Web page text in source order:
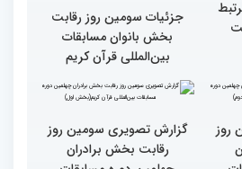
گزارش تصویری حضور
اصحاب رسانه درچهلمین
دوره مسابقات بین المللی
قران کریم (بخش دوم)